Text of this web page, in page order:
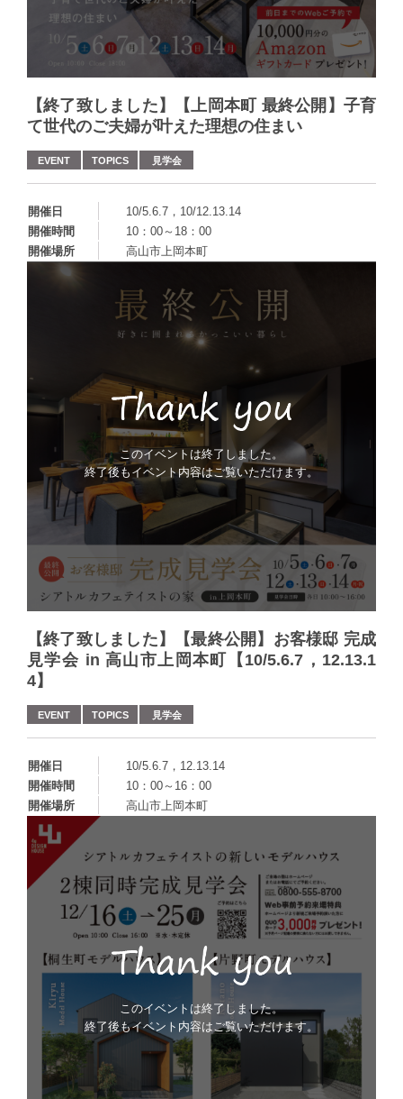
【終了致しました】【上岡本町 最終公開】子育
て世代のご夫婦が叶えた理想の住まい
EVENT TOPICS 見学会
開催日
10/5.6.7，10/12.13.14
開催時間
10：00～18：00
開催場所
高山市上岡本町
このイベントは終了しました。
終了後もイベント内容はご覧いただけます。
【終了致しました】【最終公開】お客様邸 完成
見学会 in 高山市上岡本町【10/5.6.7，12.13.1
4】
EVENT TOPICS 見学会
開催日
10/5.6.7，12.13.14
開催時間
10：00～16：00
開催場所
高山市上岡本町
このイベントは終了しました。
終了後もイベント内容はご覧いただけます。